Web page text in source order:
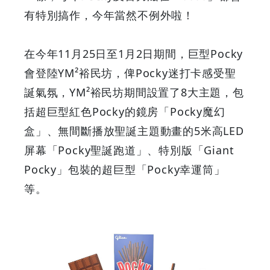
Tag
有特別搞作，今年當然不例外啦！
在今年11月25日至1月2日期間，巨型Pocky
會登陸YM²裕民坊，俾Pocky迷打卡感受聖
誕氣氛，YM²裕民坊期間設置了8大主題，包
括超巨型紅色Pocky的鏡房「Pocky魔幻
盒」、無間斷播放聖誕主題動畫的5米高LED
屏幕「Pocky聖誕跑道」、特別版「Giant
Pocky」包裝的超巨型「Pocky幸運筒」
等。